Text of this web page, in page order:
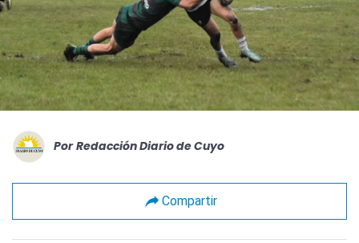
Por Redacción Diario de Cuyo
Compartir